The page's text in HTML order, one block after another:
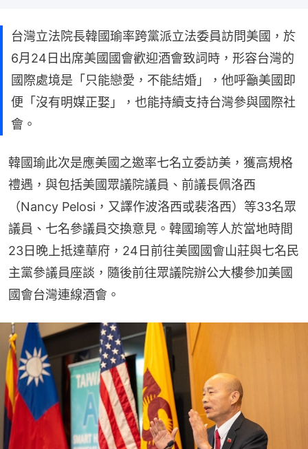
台灣立法院長韓國瑜率跨黨派立法委員訪問美國，於
6月24日出席美國國會歡迎酒會致詞時，形容台灣的
國際處境是「只能戀愛，不能結婚」，他呼籲美國即
便「沒有明媒正娶」，也能持續支持台灣參與國際社
會。
韓國瑜此次是應美國之邀率七名立委訪美，獲高規格
禮遇，與包括美國眾議院議員、前議長佩洛西
（Nancy Pelosi，又譯作波洛西或裴洛西）等33名眾
議員、七名參議員交換意見。韓國瑜等人於當地時間
23日晚上抵達華府，24日前往美國國會山莊與七名民
主黨參議員座談，隨後前往眾議院辦公大樓參加美國
國會台灣連線酒會。